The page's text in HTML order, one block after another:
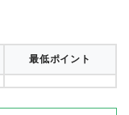
最低ポイント